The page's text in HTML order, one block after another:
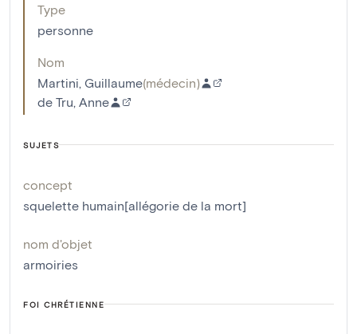
Type
personne
Nom
Martini, Guillaume(médecin)
de Tru, Anne
SUJETS
concept
squelette humain[allégorie de la mort]
nom d'objet
armoiries
FOI CHRÉTIENNE